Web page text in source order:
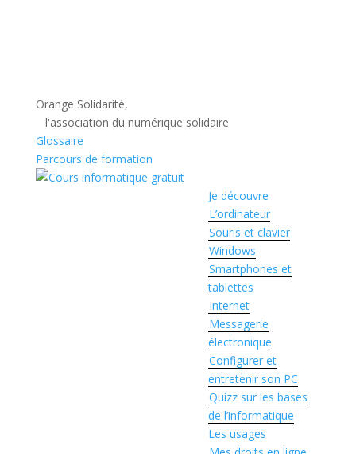
Orange Solidarité,
l'association du numérique solidaire
Glossaire
Parcours de formation
Je découvre
L’ordinateur
Souris et clavier
Windows
Smartphones et
tablettes
Internet
Messagerie
électronique
Configurer et
entretenir son PC
Quizz sur les bases
de l’informatique
Les usages